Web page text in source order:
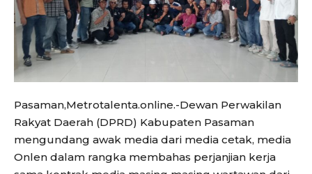
Pasaman,Metrotalenta.online.-Dewan Perwakilan
Rakyat Daerah (DPRD) Kabupaten Pasaman
mengundang awak media dari media cetak, media
Onlen dalam rangka membahas perjanjian kerja